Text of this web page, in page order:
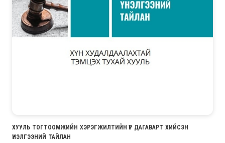
ХУУЛЬ ТОГТООМЖИЙН ХЭРЭГЖИЛТИЙН ҮР ДАГАВАРТ ХИЙСЭН
ҮНЭЛГЭЭНИЙ ТАЙЛАН